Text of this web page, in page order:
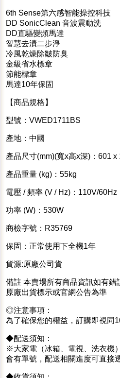
6th Sense第六感智能操控科技
DD SonicClean 音波震動洗
DD直驅變頻馬達
智慧去漬二步淨
冷風乾燥除皺防臭
金級省水標章
節能標章
馬達10年保固
【商品規格】
型號：VWED1711BS
產地：中國
產品尺寸(mm)(寬x高x深)：601 x
產品重量 (kg)：55kg
電壓 / 頻率 (V / Hz)：110V/60Hz
功率 (W)：530W
商檢字號：R35769
保固：正常使用下全機1年
貨源:原廠公司貨
備註 本賣場所有商品資訊如有錯
原廠出貨標示或官網公告為準
◎注意事項：
為了確保您的權益，訂購即視同
◆配送須知：
※大家電（冰箱、電視、洗衣機
會有單號，配送相關進度可直接